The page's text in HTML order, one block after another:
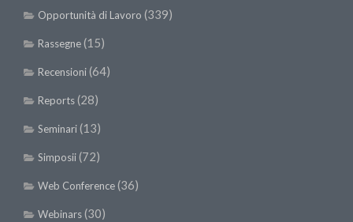
Opportunità di Lavoro (339)
Rassegne(15)
Recensioni(64)
Reports(28)
Seminari(13)
Simposii(72)
Web Conference(36)
Webinars(30)